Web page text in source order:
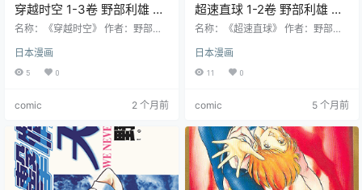
穿越时空 1-3卷 野部利雄 漫
画百度网盘下载
名称：《穿越时空》 作者：野部利
言：中文（东立） 状态：已完结 分
辨率：单页892X1280像素左右 剧
来的女儿美久留。接连数次时空跳
三个年代，卷入一桩跨时空连续少
女遇害案。凶手盯上由希与身边亲
友，由希未来的刑警丈夫从未来赶
来协助破案，众人…
日本漫画
5 0
comic 2 个月前
超速直球 1-2卷 野部利雄 漫
画百度网盘下载
名称：《超速直球》 作者：野部利
言：中文（东立） 状态：已完结 分
辨率：单页1155X1700像素左右 剧
西阳学园，忍痛放弃棒球专心备
能投出超 150 公里的超速直球。曾
被他击败的国中对手们也齐聚西
阳，以他为核心组建球队，共同向
着高中棒球大赛的目标发起冲击，
开启热血的…
日本漫画
11 0
comic 5 个月前